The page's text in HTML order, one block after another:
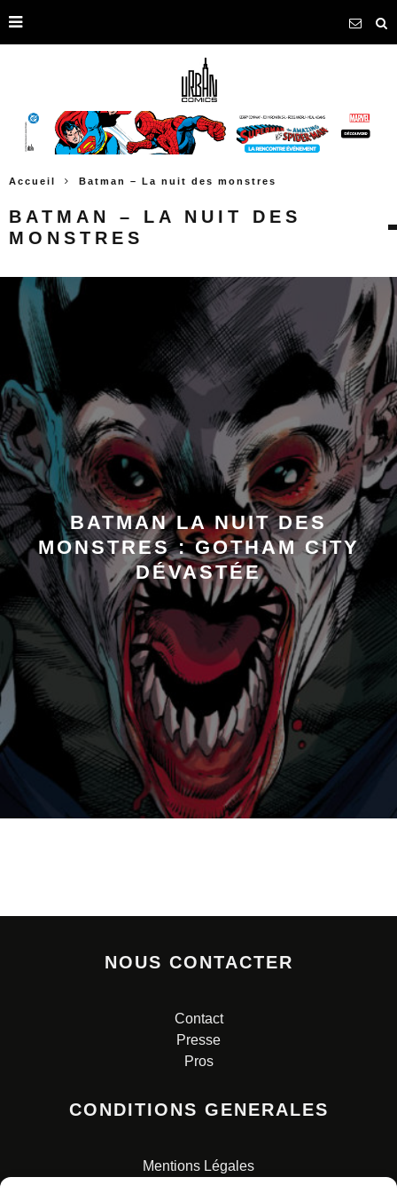
Accueil Batman – La nuit des monstres
BATMAN – LA NUIT DES
MONSTRES
BATMAN LA NUIT DES
MONSTRES : GOTHAM CITY
DÉVASTÉE
NOUS CONTACTER
Contact
Presse
Pros
CONDITIONS GENERALES
Mentions Légales